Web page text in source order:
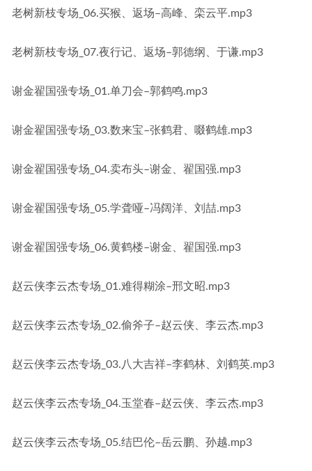
老树新枝专场_06.买猴、返场–高峰、栾云平.mp3
老树新枝专场_07.夜行记、返场–郭德纲、于谦.mp3
谢金翟国强专场_01.单刀会–郭鹤鸣.mp3
谢金翟国强专场_03.数来宝–张鹤君、啜鹤雄.mp3
谢金翟国强专场_04.卖布头–谢金、翟国强.mp3
谢金翟国强专场_05.学聋哑–冯阔洋、刘喆.mp3
谢金翟国强专场_06.黄鹤楼–谢金、翟国强.mp3
赵云侠李云杰专场_01.难得糊涂–邢文昭.mp3
赵云侠李云杰专场_02.偷斧子–赵云侠、李云杰.mp3
赵云侠李云杰专场_03.八大吉祥–李鹤林、刘鹤英.mp3
赵云侠李云杰专场_04.玉堂春–赵云侠、李云杰.mp3
赵云侠李云杰专场_05.结巴伦–岳云鹏、孙越.mp3